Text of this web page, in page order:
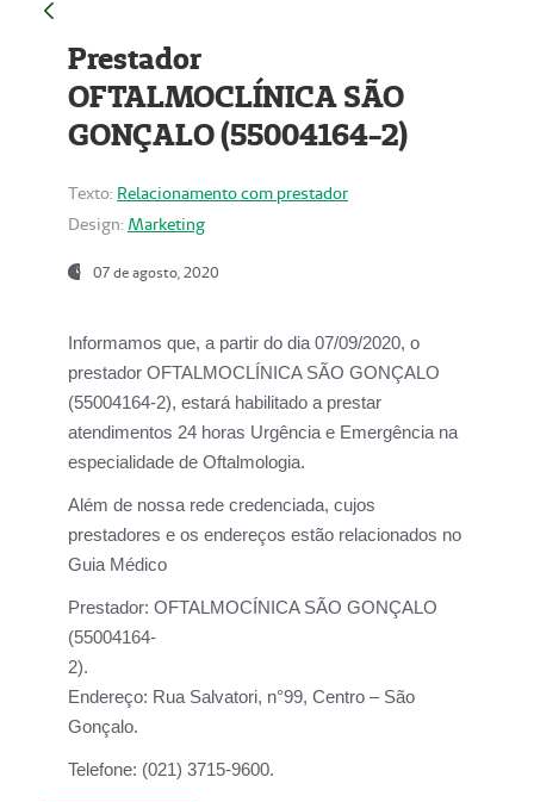
Prestador
OFTALMOCLÍNICA SÃO
GONÇALO (55004164-2)
Texto: Relacionamento com prestador
Design: Marketing
07 de agosto, 2020
Informamos que, a partir do dia07/09/2020, o
prestador OFTALMOCLÍNICA SÃO GONÇALO
(55004164-2), estará habilitado a prestar
atendimentos 24 horas Urgência e Emergência na
especialidade de Oftalmologia.
Além de nossa rede credenciada, cujos
prestadores e os endereços estão relacionados no
Guia Médico
Prestador: OFTALMOCÍNICA SÃO GONÇALO
(55004164-
2).
Endereço: Rua Salvatori, n°99, Centro – São
Gonçalo.
Telefone: (021) 3715-9600.